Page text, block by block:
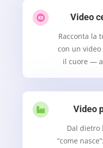
 Video
Racconta la
con un
il cuore —
 Video
Dal dietro
“come